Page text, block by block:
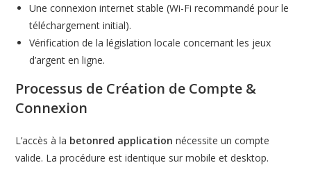
Une connexion internet stable (Wi-Fi recommandé pour le
téléchargement initial).
Vérification de la législation locale concernant les jeux
d’argent en ligne.
Processus de Création de Compte &
Connexion
L’accès à la betonred application nécessite un compte
valide. La procédure est identique sur mobile et desktop.